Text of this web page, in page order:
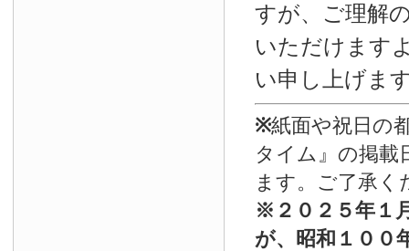
すが、ご理解
いただけます
い申し上げま
※紙面や祝日の
タイム』の掲載
ます。ご了承く
※ ２０２５年１
が、昭和１００